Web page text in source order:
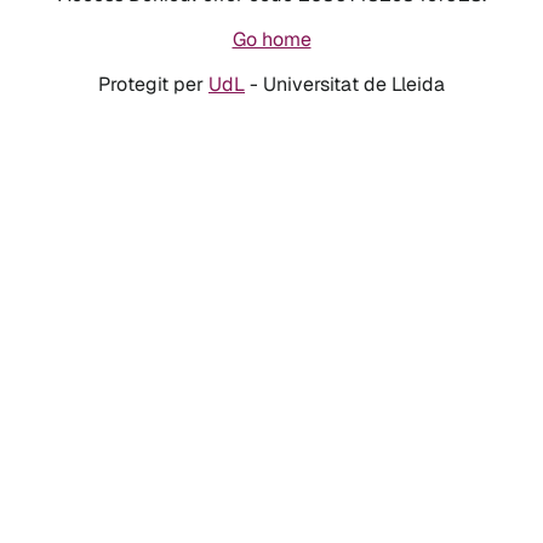
Go home
Protegit per UdL- Universitat de Lleida